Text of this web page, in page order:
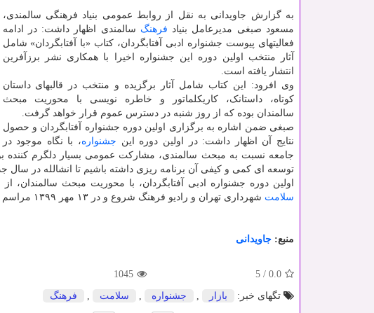
به گزارش جاویدانی به نقل از روابط عمومی بنیاد فرهنگی سالمندی،
مسعود صبغی مدیرعامل بنیاد فرهنگ سالمندی اظهار داشت: در ادامه
فعالیتهای پیوست جشنواره ادبی آفتابگردان، کتاب «با آفتابگردان» شامل
آثار منتخب اولین دوره این جشنواره اخیرا با همکاری نشر برزآفرین
انتشار یافته است.
وی افرود: این کتاب شامل آثار برگزیده و منتخب در قالبهای داستان
کوتاه، داستانک، کاریکلماتور و خاطره نویسی با محوریت مبحث
سالمندان بوده که از روز شنبه در دسترس عموم قرار خواهد گرفت.
صبغی ضمن اشاره به برگزاری اولین دوره جشنواره آفتابگردان و حصول
نتایج آن اظهار داشت: در اولین دوره این جشنواره، با نگاه موجود در
جامعه نسبت به مبحث سالمندی، مشارکت عمومی بسیار دلگرم کننده
توسعه ای کمی و کیفی آن برنامه ریزی داشته باشیم تا انشالله در سال
اولین دوره جشنواره ادبی آفتابگردان، با محوریت مبحث سالمندان، از سال ۱۳۹۸، با مشارکت موسسه خانه کتاب و ادبیات ایران،
سلامت شهرداری تهران و رادیو فرهنگ شروع و در ۱۳ مهر ۱۳۹۹ مراسم اختتامیه آن برگزار گردید.
منبع: جاویدانی
0.0
/
5
1045
تگهای خبر:
بازار جشنواره سلامت فرهنگ